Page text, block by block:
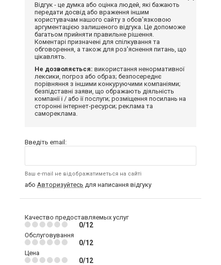
Відгук - це думка або оцінка людей, які бажають
передати досвід або враження іншим
користувачам нашого сайту з обов'язковою
аргументацією залишеного відгука. Це допоможе
багатьом прийняти правильне рішення.
Коментарі призначені для спілкування та
обговорення, а також для роз'яснення питань, що
цікавлять.
Не дозволяється: використання ненормативної
лексики, погроз або образ; безпосереднє
порівняння з іншими конкуруючими компаніями;
безпідставні заяви, що ображають діяльність
компанії і / або її послуги; розміщення посилань на
сторонні інтернет-ресурси; реклама та
самореклама.
Введіть email:
Ваш e-mail не відображатиметься на сайті
або Авторизуйтесь для написання відгуку
Качество предоставляемых услуг
0/12
Обслуговування
0/12
Цена
0/12